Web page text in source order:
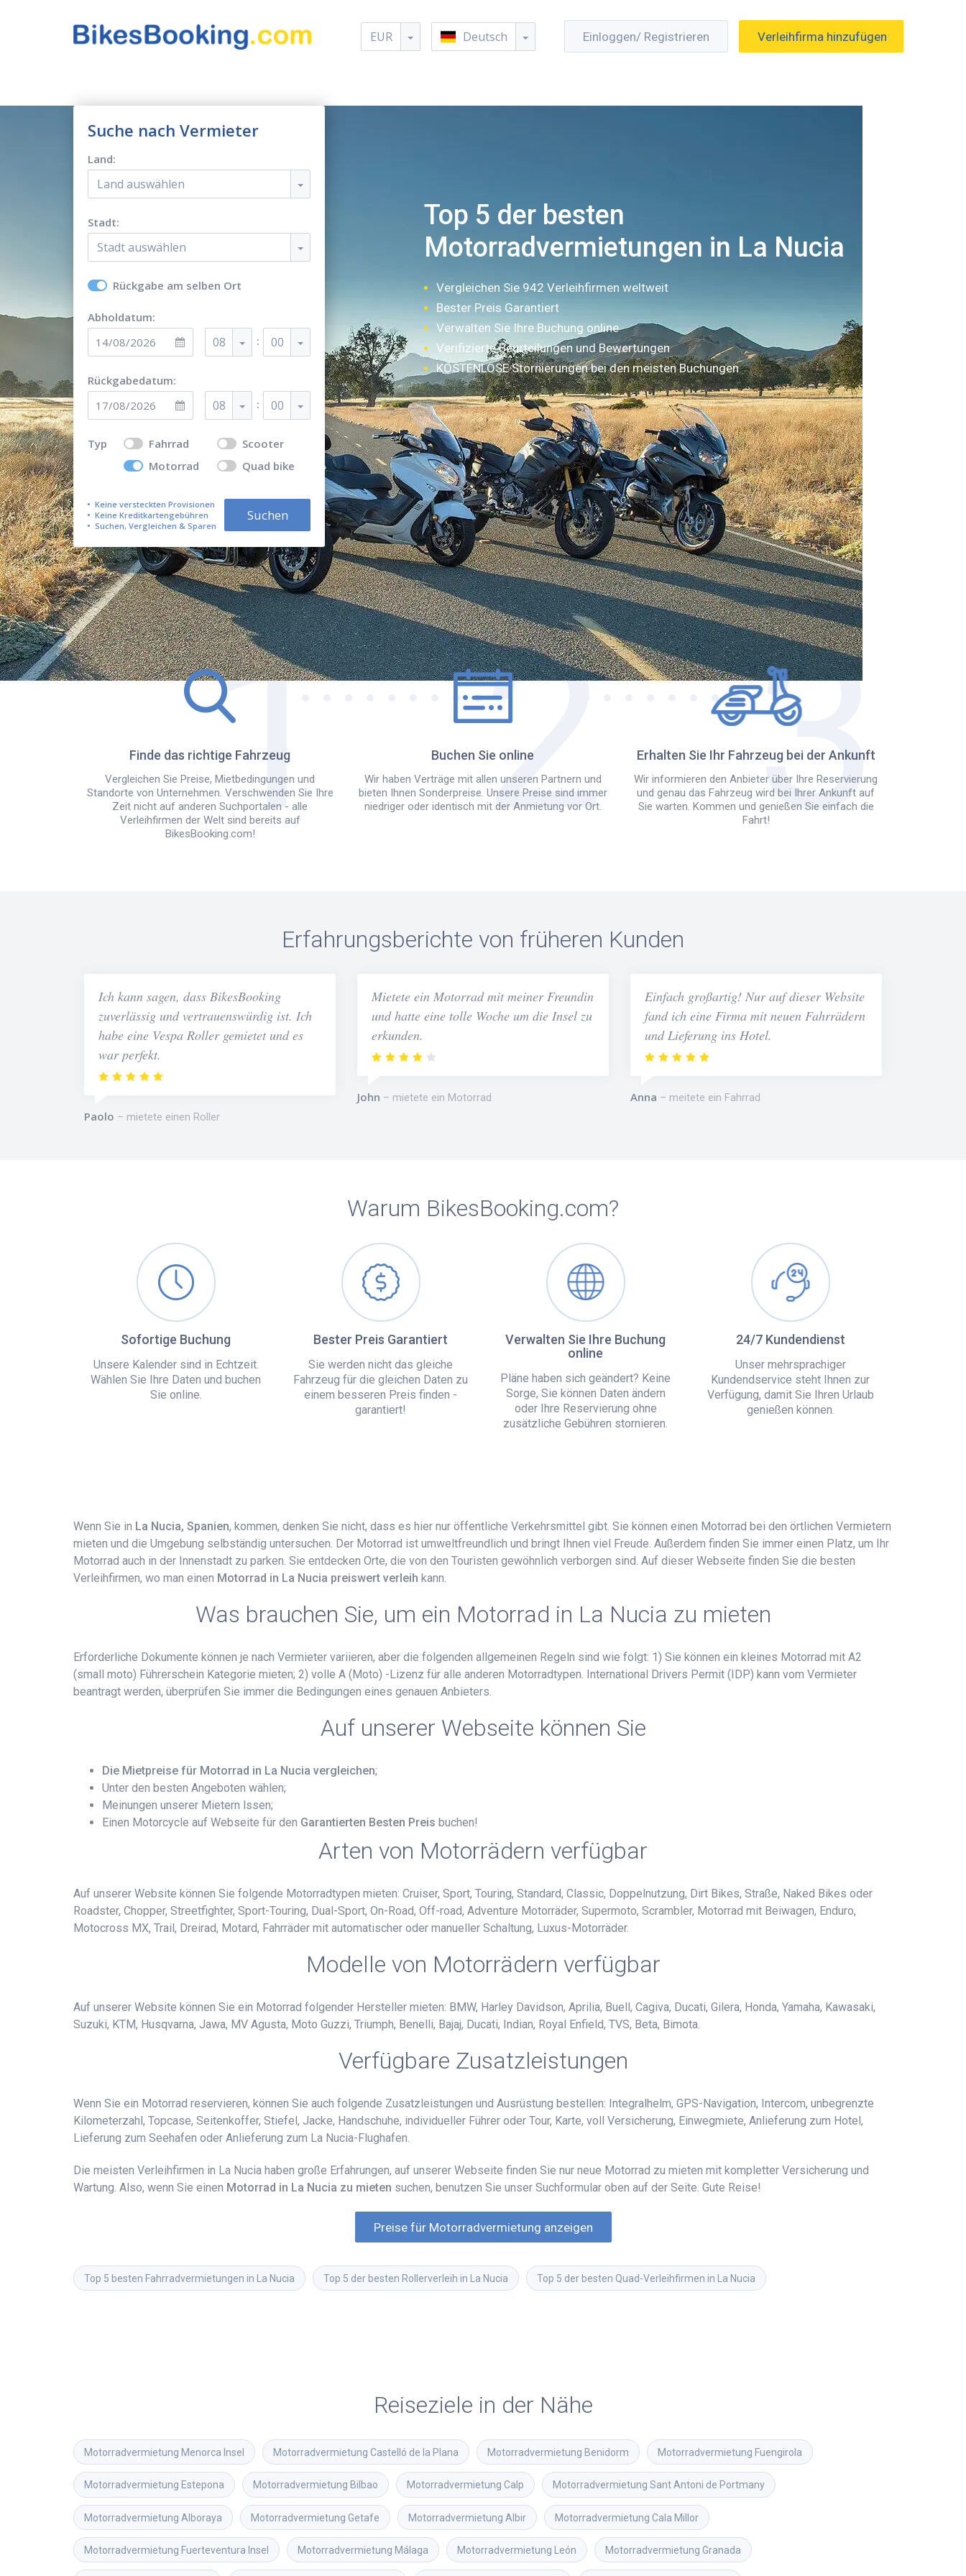
EUR Deutsch Einloggen/ Registrieren Verleihfirma hinzufügen
Suche nach Vermieter
Land:
Land auswählen
Stadt:
Stadt auswählen
Rückgabe am selben Ort
Abholdatum:
08 : 00
Rückgabedatum:
08 : 00
Typ Fahrrad
Scooter
Motorrad
Quad bike
Keine versteckten Provisionen
Keine Kreditkartengebühren
Suchen, Vergleichen & Sparen
Suchen
Top 5 der besten
Motorradvermietungen in La Nucia
Vergleichen Sie 942 Verleihfirmen weltweit
Bester Preis Garantiert
Verwalten Sie Ihre Buchung online
Verifizierte Beurteilungen und Bewertungen
KOSTENLOSE Stornierungen bei den meisten Buchungen
Wie funktioniert es?
Finde das richtige Fahrzeug
Vergleichen Sie Preise, Mietbedingungen und
Standorte von Unternehmen. Verschwenden Sie Ihre
Zeit nicht auf anderen Suchportalen - alle
Verleihfirmen der Welt sind bereits auf
BikesBooking.com!
Buchen Sie online
Wir haben Verträge mit allen unseren Partnern und
bieten Ihnen Sonderpreise. Unsere Preise sind immer
niedriger oder identisch mit der Anmietung vor Ort.
Erhalten Sie Ihr Fahrzeug bei der Ankunft
Wir informieren den Anbieter über Ihre Reservierung
und genau das Fahrzeug wird bei Ihrer Ankunft auf
Sie warten. Kommen und genießen Sie einfach die
Fahrt!
Erfahrungsberichte von früheren Kunden
Ich kann sagen, dass BikesBooking
zuverlässig und vertrauenswürdig ist. Ich
habe eine Vespa Roller gemietet und es
war perfekt.
Paolo mietete einen Roller
Mietete ein Motorrad mit meiner Freundin
und hatte eine tolle Woche um die Insel zu
erkunden.
John mietete ein Motorrad
Einfach großartig! Nur auf dieser Website
fand ich eine Firma mit neuen Fahrrädern
und Lieferung ins Hotel.
Anna meitete ein Fahrrad
Warum BikesBooking.com?
Sofortige Buchung
Unsere Kalender sind in Echtzeit.
Wählen Sie Ihre Daten und buchen
Sie online.
Bester Preis Garantiert
Sie werden nicht das gleiche
Fahrzeug für die gleichen Daten zu
einem besseren Preis finden -
garantiert!
Verwalten Sie Ihre Buchung
online
Pläne haben sich geändert? Keine
Sorge, Sie können Daten ändern
oder Ihre Reservierung ohne
zusätzliche Gebühren stornieren.
24/7 Kundendienst
Unser mehrsprachiger
Kundendservice steht Ihnen zur
Verfügung, damit Sie Ihren Urlaub
genießen können.
Wenn Sie in La Nucia, Spanien, kommen, denken Sie nicht, dass es hier nur öffentliche Verkehrsmittel gibt. Sie können einen Motorrad bei den örtlichen Vermietern
mieten und die Umgebung selbständig untersuchen. Der Motorrad ist umweltfreundlich und bringt Ihnen viel Freude. Außerdem finden Sie immer einen Platz, um Ihr
Motorrad auch in der Innenstadt zu parken. Sie entdecken Orte, die von den Touristen gewöhnlich verborgen sind. Auf dieser Webseite finden Sie die besten
Verleihfirmen, wo man einen Motorrad in La Nucia preiswert verleih kann.
Was brauchen Sie, um ein Motorrad in La Nucia zu mieten
Erforderliche Dokumente können je nach Vermieter variieren, aber die folgenden allgemeinen Regeln sind wie folgt: 1) Sie können ein kleines Motorrad mit A2
(small moto) Führerschein Kategorie mieten; 2) volle A (Moto) -Lizenz für alle anderen Motorradtypen. International Drivers Permit (IDP) kann vom Vermieter
beantragt werden, überprüfen Sie immer die Bedingungen eines genauen Anbieters.
Auf unserer Webseite können Sie
Die Mietpreise für Motorrad in La Nucia vergleichen;
Unter den besten Angeboten wählen;
Meinungen unserer Mietern lssen;
Einen Motorcycle auf Webseite für den Garantierten Besten Preis buchen!
Arten von Motorrädern verfügbar
Auf unserer Website können Sie folgende Motorradtypen mieten: Cruiser, Sport, Touring, Standard, Classic, Doppelnutzung, Dirt Bikes, Straße, Naked Bikes oder
Roadster, Chopper, Streetfighter, Sport-Touring, Dual-Sport, On-Road, Off-road, Adventure Motorräder, Supermoto, Scrambler, Motorrad mit Beiwagen, Enduro,
Motocross MX, Trail, Dreirad, Motard, Fahrräder mit automatischer oder manueller Schaltung, Luxus-Motorräder.
Modelle von Motorrädern verfügbar
Auf unserer Website können Sie ein Motorrad folgender Hersteller mieten: BMW, Harley Davidson, Aprilia, Buell, Cagiva, Ducati, Gilera, Honda, Yamaha, Kawasaki,
Suzuki, KTM, Husqvarna, Jawa, MV Agusta, Moto Guzzi, Triumph, Benelli, Bajaj, Ducati, Indian, Royal Enfield, TVS, Beta, Bimota.
Verfügbare Zusatzleistungen
Wenn Sie ein Motorrad reservieren, können Sie auch folgende Zusatzleistungen und Ausrüstung bestellen: Integralhelm, GPS-Navigation, Intercom, unbegrenzte
Kilometerzahl, Topcase, Seitenkoffer, Stiefel, Jacke, Handschuhe, individueller Führer oder Tour, Karte, voll Versicherung, Einwegmiete, Anlieferung zum Hotel,
Lieferung zum Seehafen oder Anlieferung zum La Nucia-Flughafen.
Die meisten Verleihfirmen in La Nucia haben große Erfahrungen, auf unserer Webseite finden Sie nur neue Motorrad zu mieten mit kompletter Versicherung und
Wartung. Also, wenn Sie einen Motorrad in La Nucia zu mieten suchen, benutzen Sie unser Suchformular oben auf der Seite. Gute Reise!
Preise für Motorradvermietung anzeigen
Top 5 besten Fahrradvermietungen in La Nucia Top 5 der besten Rollerverleih in La Nucia Top 5 der besten Quad-Verleihfirmen in La Nucia
Reiseziele in der Nähe
Motorradvermietung Menorca Insel Motorradvermietung Castelló de la Plana Motorradvermietung Benidorm Motorradvermietung Fuengirola
Motorradvermietung Estepona Motorradvermietung Bilbao Motorradvermietung Calp Motorradvermietung Sant Antoni de Portmany
Motorradvermietung Alboraya Motorradvermietung Getafe Motorradvermietung Albir Motorradvermietung Cala Millor
Motorradvermietung Fuerteventura Insel Motorradvermietung Málaga Motorradvermietung León Motorradvermietung Granada